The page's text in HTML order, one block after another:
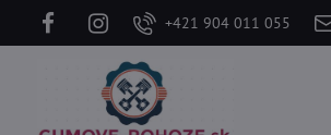
+421 904 011 055